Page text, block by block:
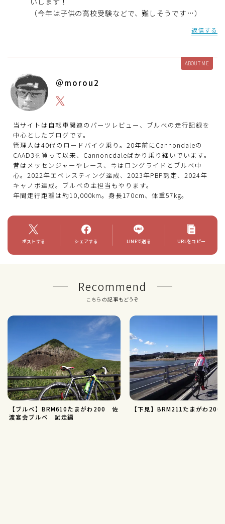
（今年は子供の高校受験などで、難しそうです…）
返信する
ABOUT ME
＠morou2
当サイトは自転車関連のパーツレビュー、ブルべの走行記録を
中心としたブログです。
管理人は40代のロードバイク乗り。20年前にCannondaleの
CAAD3を買って以来、Cannoncdaleばかり乗り継いでいます。
昔はメッセンジャーやレース、今はロングライドとブルベ中
心。2022年エベレスティング達成、2023年PBP認定、2024年
キャノボ達成。ブルべの主担当もやります。
年間走行距離は約10,000km。身長170cm、体重57kg。
ポストする シェアする LINEで送る URLをコピー
Recommend
こちらの記事もどうぞ
【ブルベ】BRM610たまがわ200 佐
渡宴会ブルベ 試走編
【下見】BRM211たまがわ